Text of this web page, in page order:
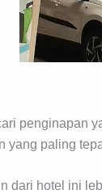
penginapan
yang paling
dari hotel ini